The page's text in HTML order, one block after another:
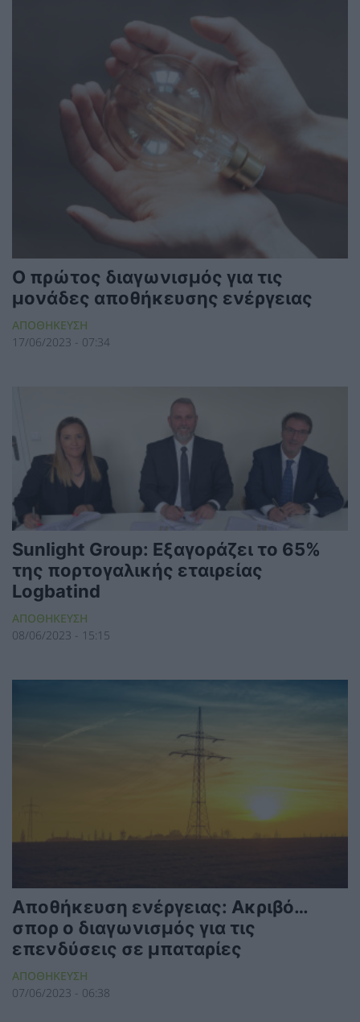
O πρώτος διαγωνισμός για τις
μονάδες αποθήκευσης ενέργειας
ΑΠΟΘΗΚΕΥΣΗ
17/06/2023 - 07:34
Sunlight Group: Εξαγοράζει το 65%
της πορτογαλικής εταιρείας
Logbatind
ΑΠΟΘΗΚΕΥΣΗ
08/06/2023 - 15:15
Αποθήκευση ενέργειας: Ακριβό…
σπορ ο διαγωνισμός για τις
επενδύσεις σε μπαταρίες
ΑΠΟΘΗΚΕΥΣΗ
07/06/2023 - 06:38